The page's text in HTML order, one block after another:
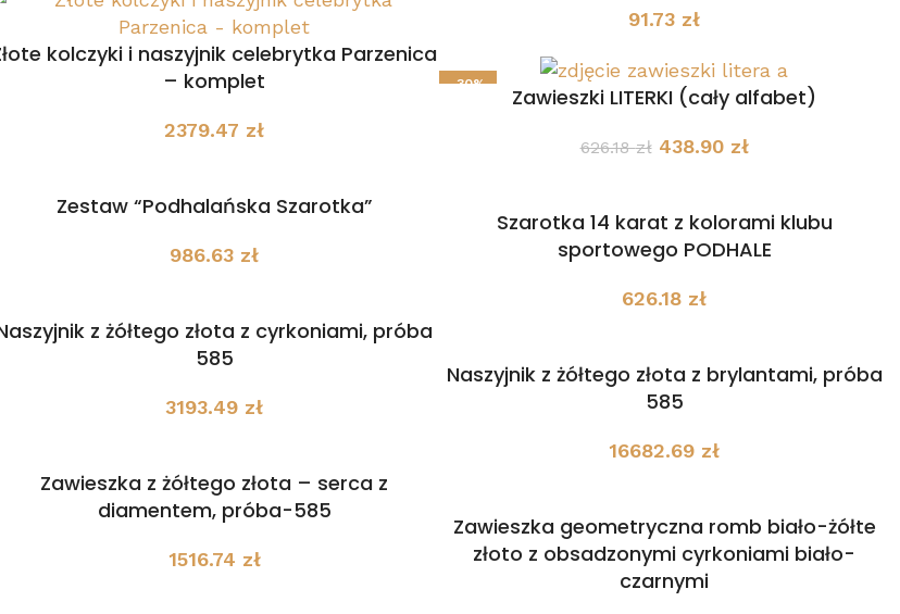
91.73 zł
kolczyki i naszyjnik celebrytka Parzenica
– komplet
2379.47 zł
-30% Zawieszki LITERKI (cały alfabet)
626.18zł 438.90 zł
Zestaw “Podhalańska Szarotka”
986.63 zł
Szarotka 14 karat z kolorami klubu
sportowego PODHALE
626.18 zł
z żółtego złota z cyrkoniami, próba
585
3193.49 zł
Naszyjnik z żółtego złota z brylantami, próba
585
16682.69 zł
Zawieszka z żółtego złota – serca z
diamentem, próba-585
1516.74 zł
Zawieszka geometryczna romb biało-żółte
złoto z obsadzonymi cyrkoniami biało-
czarnymi